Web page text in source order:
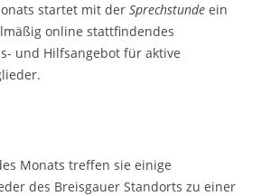
startet mit der Sprechstunde ein
online stattfindendes
und Hilfsangebot für aktive
Monats treffen sie einige
des Breisgauer Standorts zu einer